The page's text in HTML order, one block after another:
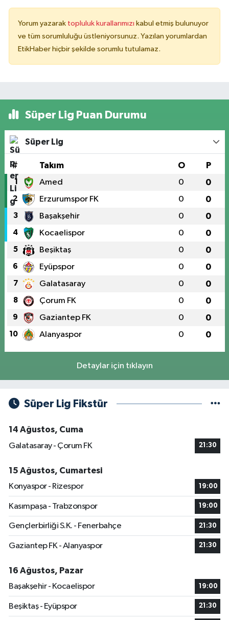
Yorum yazarak topluluk kurallarımızı kabul etmiş bulunuyor
ve tüm sorumluluğu üstleniyorsunuz. Yazılan yorumlardan
EtikHaber hiçbir şekilde sorumlu tutulamaz.
Süper Lig Puan Durumu
Süper Lig
# Takım O P
1 Amed 0 0
2 Erzurumspor FK 0 0
3 Başakşehir 0 0
4 Kocaelispor 0 0
5 Beşiktaş 0 0
6 Eyüpspor 0 0
7 Galatasaray 0 0
8 Çorum FK 0 0
9 Gaziantep FK 0 0
10 Alanyaspor 0 0
Detaylar için tıklayın
Süper Lig Fikstür
14 Ağustos, Cuma
Galatasaray - Çorum FK
21:30
15 Ağustos, Cumartesi
Konyaspor - Rizespor
19:00
Kasımpaşa - Trabzonspor 19:00
Gençlerbirliği S.K. - Fenerbahçe 21:30
Gaziantep FK - Alanyaspor 21:30
16 Ağustos, Pazar
Başakşehir - Kocaelispor
19:00
Beşiktaş - Eyüpspor 21:30